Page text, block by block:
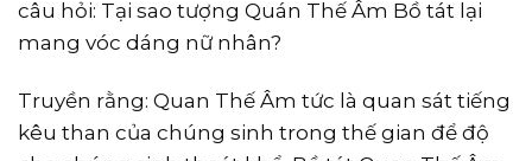
câu hỏi: Tại sao tượng Quán Thế Âm Bồ tát lại
mang vóc dáng nữ nhân?
Truyền rằng: Quan Thế Âm tức là quan sát tiếng
kêu than của chúng sinh trong thế gian để độ